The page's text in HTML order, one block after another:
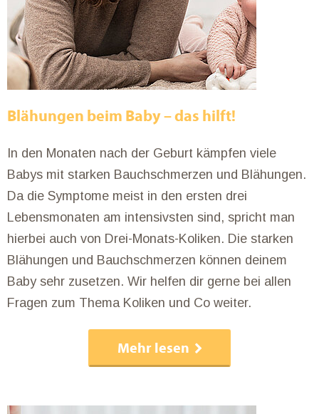
Blähungen beim Baby – das hilft!
In den Monaten nach der Geburt kämpfen viele
Babys mit starken Bauchschmerzen und Blähungen.
Da die Symptome meist in den ersten drei
Lebensmonaten am intensivsten sind, spricht man
hierbei auch von Drei-Monats-Koliken. Die starken
Blähungen und Bauchschmerzen können deinem
Baby sehr zusetzen. Wir helfen dir gerne bei allen
Fragen zum Thema Koliken und Co weiter.
Mehr lesen